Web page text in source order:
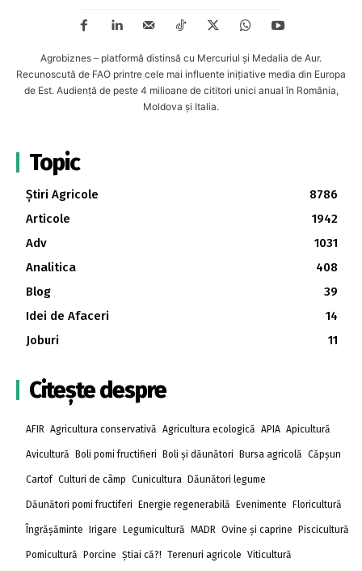
Agrobiznes – platformă distinsă cu Mercuriul și Medalia de Aur.
Recunoscută de FAO printre cele mai influente inițiative media din Europa
de Est. Audiență de peste 4 milioane de cititori unici anual în România,
Moldova și Italia.
Topic
Știri Agricole
8786
Articole
1942
Adv
1031
Analitica
408
Blog
39
Idei de Afaceri
14
Joburi
11
Citește despre
AFIR Agricultura conservativă Agricultura ecologică APIA Apicultură
Avicultură Boli pomi fructifieri Boli și dăunători Bursa agricolă Căpșun
Cartof Culturi de câmp Cunicultura Dăunători legume
Dăunători pomi fructiferi Energie regenerabilă Evenimente Floricultură
Îngrășăminte Irigare Legumicultură MADR Ovine și caprine Piscicultură
Pomicultură Porcine Știai că?! Terenuri agricole Viticultură